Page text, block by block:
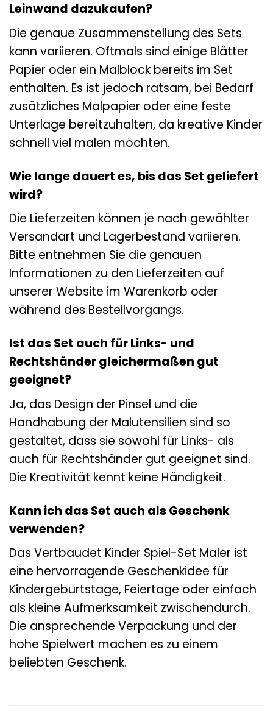
Leinwand dazukaufen?
Die genaue Zusammenstellung des Sets
kann variieren. Oftmals sind einige Blätter
Papier oder ein Malblock bereits im Set
enthalten. Es ist jedoch ratsam, bei Bedarf
zusätzliches Malpapier oder eine feste
Unterlage bereitzuhalten, da kreative Kinder
schnell viel malen möchten.
Wie lange dauert es, bis das Set geliefert
wird?
Die Lieferzeiten können je nach gewählter
Versandart und Lagerbestand variieren.
Bitte entnehmen Sie die genauen
Informationen zu den Lieferzeiten auf
unserer Website im Warenkorb oder
während des Bestellvorgangs.
Ist das Set auch für Links- und
Rechtshänder gleichermaßen gut
geeignet?
Ja, das Design der Pinsel und die
Handhabung der Malutensilien sind so
gestaltet, dass sie sowohl für Links- als
auch für Rechtshänder gut geeignet sind.
Die Kreativität kennt keine Händigkeit.
Kann ich das Set auch als Geschenk
verwenden?
Das Vertbaudet Kinder Spiel-Set Maler ist
eine hervorragende Geschenkidee für
Kindergeburtstage, Feiertage oder einfach
als kleine Aufmerksamkeit zwischendurch.
Die ansprechende Verpackung und der
hohe Spielwert machen es zu einem
beliebten Geschenk.